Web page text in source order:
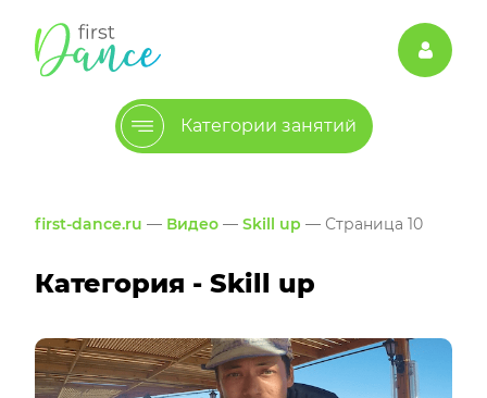
Категории занятий
first-dance.ru — Видео — Skill up — Страница 10
Категория - Skill up